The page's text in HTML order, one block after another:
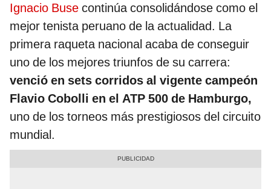
Ignacio Buse continúa consolidándose como el
mejor tenista peruano de la actualidad. La
primera raqueta nacional acaba de conseguir
uno de los mejores triunfos de su carrera:
venció en sets corridos al vigente campeón
Flavio Cobolli en el ATP 500 de Hamburgo,
uno de los torneos más prestigiosos del circuito
mundial.